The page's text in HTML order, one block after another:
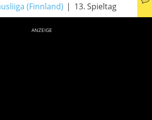
(Finnland) 13. Spieltag
ANZEIGE